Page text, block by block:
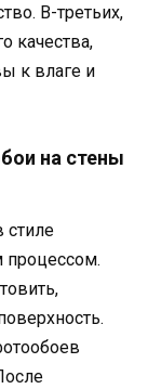
В-третьих,
качества,
к влаге и
на стены
стиле
процессом.